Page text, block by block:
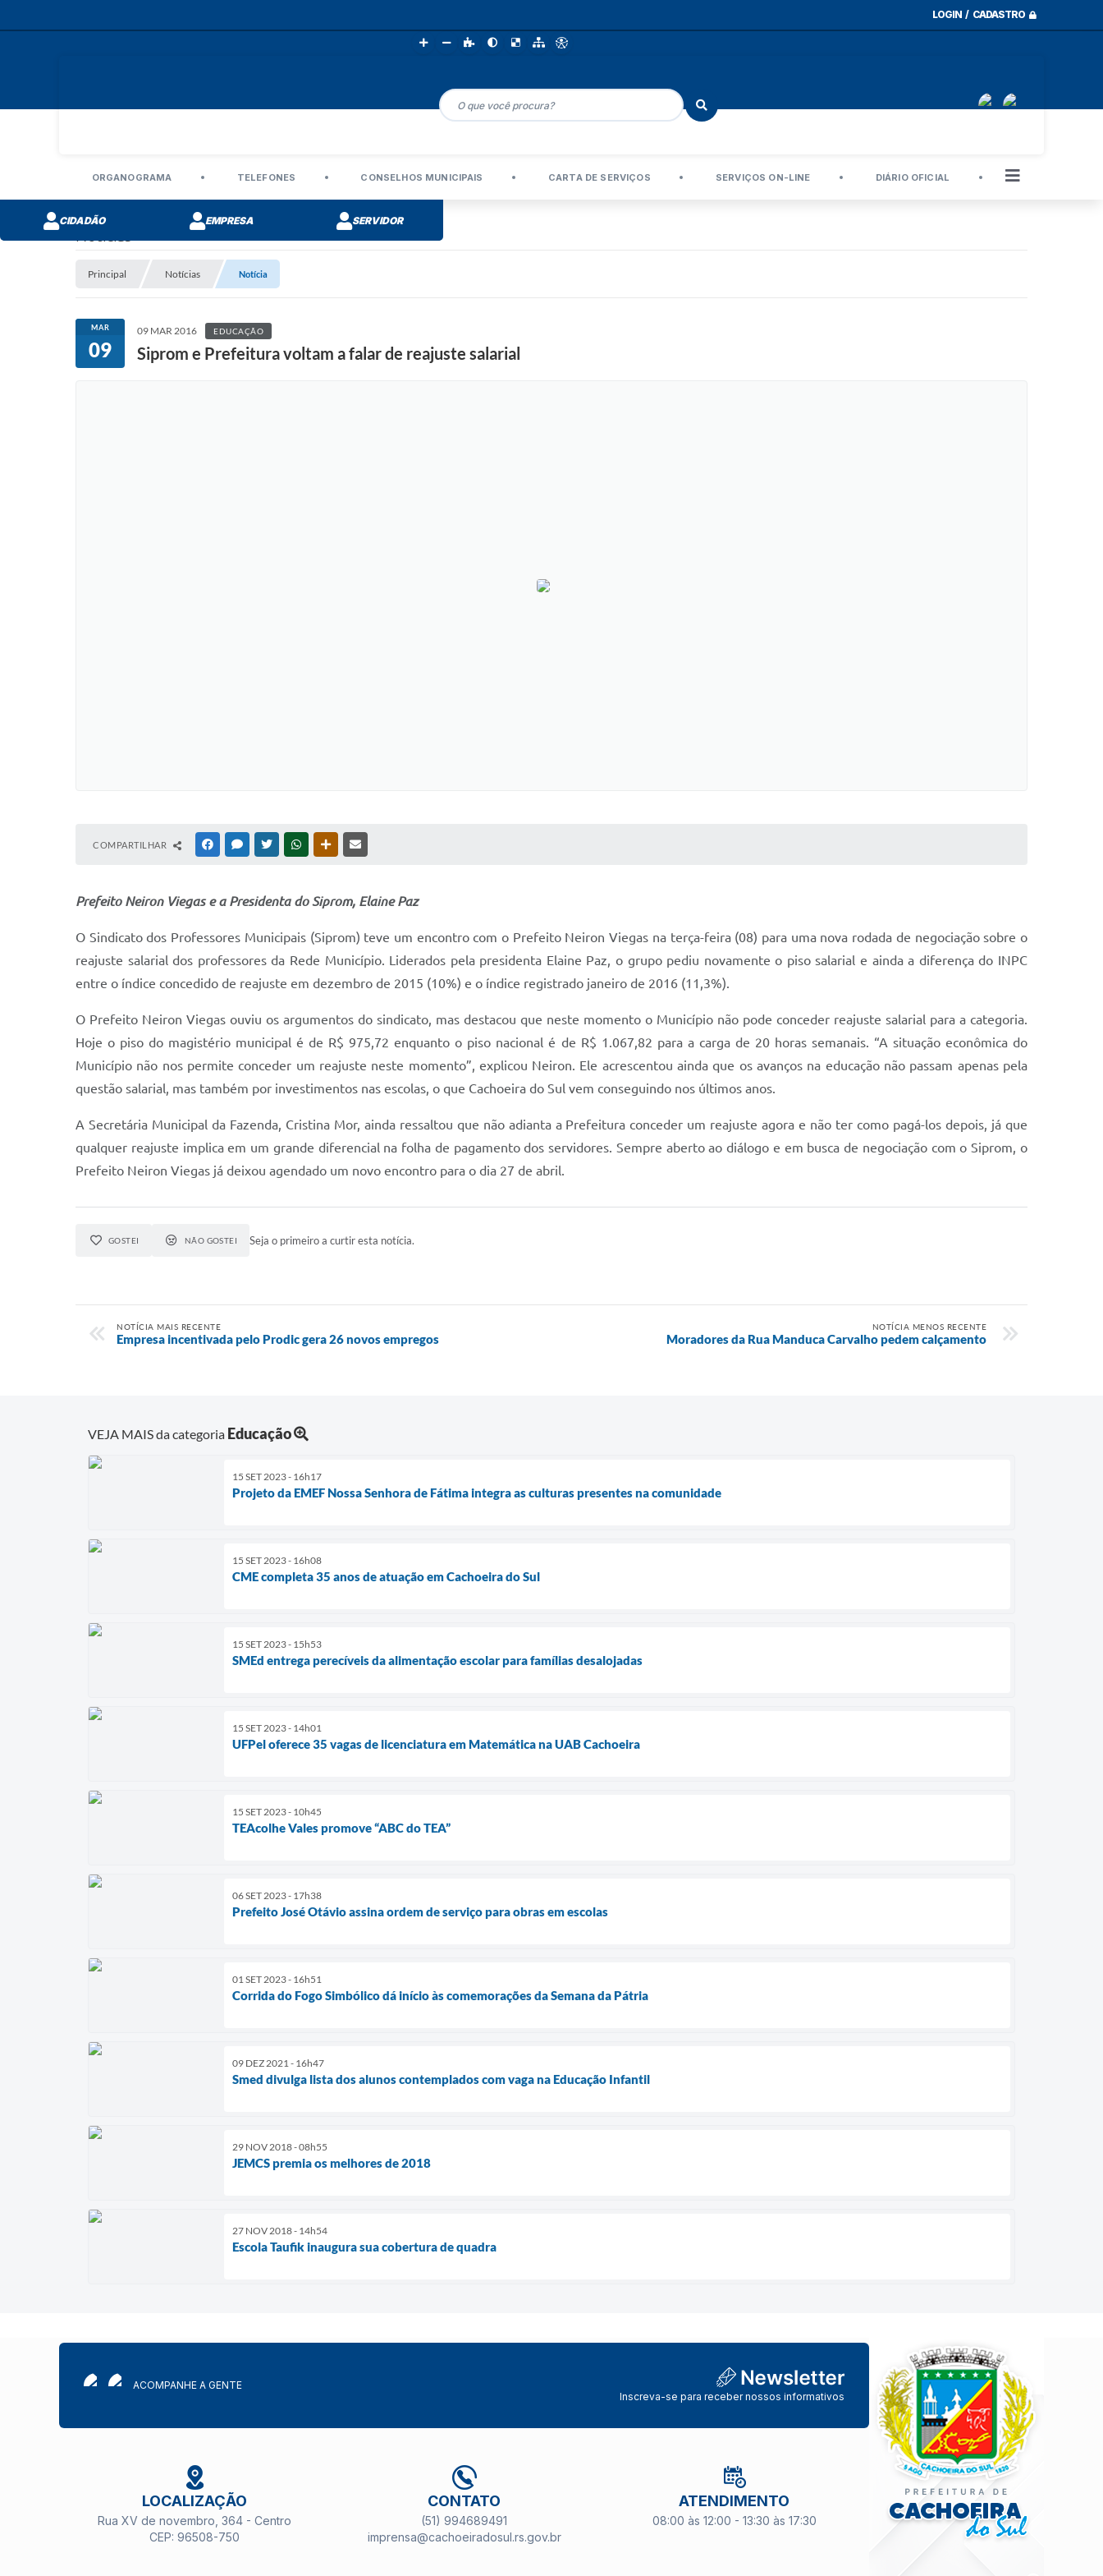
LOGIN / CADASTRO
ORGANOGRAMA TELEFONES CONSELHOS MUNICIPAIS CARTA DE SERVIÇOS SERVIÇOS ON-LINE DIÁRIO OFICIAL
CIDADÃO EMPRESA SERVIDOR
Principal Notícias Notícia
MAR
09
09 MAR 2016 EDUCAÇÃO
Siprom e Prefeitura voltam a falar de reajuste salarial
COMPARTILHAR FACEBOOKMESSENGER
TWITTERWHATSAPPOUTRAS MÍDIAS
Prefeito Neiron Viegas e a Presidenta do Siprom, Elaine Paz
O Sindicato dos Professores Municipais (Siprom) teve um encontro com o Prefeito Neiron Viegas na terça-feira (08) para uma nova rodada de negociação sobre o
reajuste salarial dos professores da Rede Município. Liderados pela presidenta Elaine Paz, o grupo pediu novamente o piso salarial e ainda a diferença do INPC
entre o índice concedido de reajuste em dezembro de 2015 (10%) e o índice registrado janeiro de 2016 (11,3%).
O Prefeito Neiron Viegas ouviu os argumentos do sindicato, mas destacou que neste momento o Município não pode conceder reajuste salarial para a categoria.
Hoje o piso do magistério municipal é de R$ 975,72 enquanto o piso nacional é de R$ 1.067,82 para a carga de 20 horas semanais. “A situação econômica do
Município não nos permite conceder um reajuste neste momento”, explicou Neiron. Ele acrescentou ainda que os avanços na educação não passam apenas pela
questão salarial, mas também por investimentos nas escolas, o que Cachoeira do Sul vem conseguindo nos últimos anos.
A Secretária Municipal da Fazenda, Cristina Mor, ainda ressaltou que não adianta a Prefeitura conceder um reajuste agora e não ter como pagá-los depois, já que
qualquer reajuste implica em um grande diferencial na folha de pagamento dos servidores. Sempre aberto ao diálogo e em busca de negociação com o Siprom, o
Prefeito Neiron Viegas já deixou agendado um novo encontro para o dia 27 de abril.
GOSTEI NÃO GOSTEI Seja o primeiro a curtir esta notícia.
NOTÍCIA MAIS RECENTE
Empresa incentivada pelo Prodic gera 26 novos empregos
NOTÍCIA MENOS RECENTE
Moradores da Rua Manduca Carvalho pedem calçamento
VEJA MAIS da categoria Educação
15 SET 2023 - 16h17
Projeto da EMEF Nossa Senhora de Fátima integra as culturas presentes na comunidade
15 SET 2023 - 16h08
CME completa 35 anos de atuação em Cachoeira do Sul
15 SET 2023 - 15h53
SMEd entrega perecíveis da alimentação escolar para famílias desalojadas
15 SET 2023 - 14h01
UFPel oferece 35 vagas de licenciatura em Matemática na UAB Cachoeira
15 SET 2023 - 10h45
TEAcolhe Vales promove “ABC do TEA”
06 SET 2023 - 17h38
Prefeito José Otávio assina ordem de serviço para obras em escolas
01 SET 2023 - 16h51
Corrida do Fogo Simbólico dá início às comemorações da Semana da Pátria
09 DEZ 2021 - 16h47
Smed divulga lista dos alunos contemplados com vaga na Educação Infantil
29 NOV 2018 - 08h55
JEMCS premia os melhores de 2018
27 NOV 2018 - 14h54
Escola Taufik inaugura sua cobertura de quadra
ACOMPANHE A GENTE
Inscreva-se para receber nossos informativos
LOCALIZAÇÃO
Rua XV de novembro, 364 - Centro
CEP: 96508-750
CONTATO
(51) 994689491
imprensa@cachoeiradosul.rs.gov.br
ATENDIMENTO
08:00 às 12:00 - 13:30 às 17:30